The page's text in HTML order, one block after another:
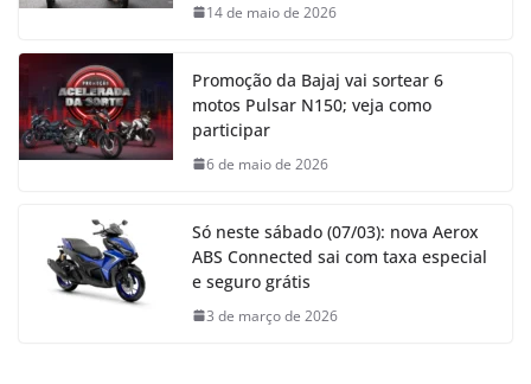
14 de maio de 2026
Promoção da Bajaj vai sortear 6
motos Pulsar N150; veja como
participar
6 de maio de 2026
Só neste sábado (07/03): nova Aerox
ABS Connected sai com taxa especial
e seguro grátis
3 de março de 2026